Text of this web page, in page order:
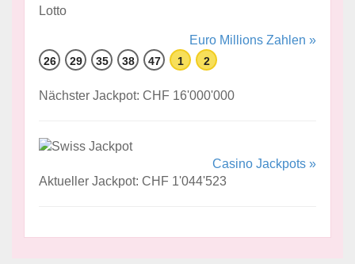
Euro Millions Zahlen »
26 29 35 38 47 1 2
Nächster Jackpot: CHF 16'000'000
Casino Jackpots »
Aktueller Jackpot: CHF 1'044'523